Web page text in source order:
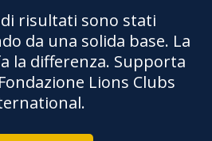
risultati sono stati
da una solida base. La
la differenza. Supporta
Lions Clubs